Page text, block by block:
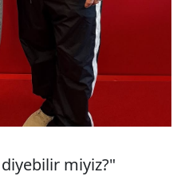
miyiz?"